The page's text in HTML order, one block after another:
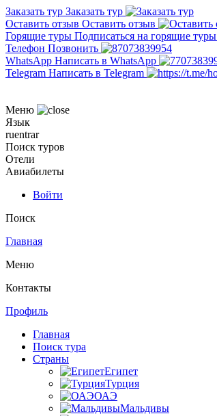
Заказать тур Заказать тур
Оставить отзыв Оставить отзыв
Горящие туры Подписаться на горящие туры
Телефон Позвонить
WhatsApp Написать в WhatsApp
Telegram Написать в Telegram
Меню
Язык
ruentrar
Поиск туров
Отели
Авиабилеты
Войти
Поиск
Главная
Меню
Контакты
Профиль
Главная
Поиск тура
Страны
Египет
Турция
ОАЭ
Мальдивы